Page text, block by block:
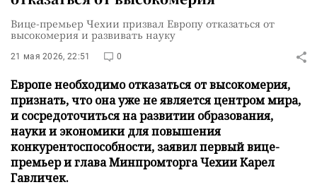
Вице-премьер Чехии призвал Европу отказаться от
высокомерия и развивать науку
21 мая 2026, 22:51 0
Европе необходимо отказаться от высокомерия,
признать, что она уже не является центром мира,
и сосредоточиться на развитии образования,
науки и экономики для повышения
конкурентоспособности, заявил первый вице-
премьер и глава Минпромторга Чехии Карел
Гавличек.